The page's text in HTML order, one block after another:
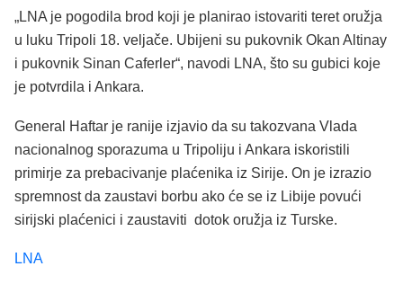
„LNA je pogodila brod koji je planirao istovariti teret oružja
u luku Tripoli 18. veljače. Ubijeni su pukovnik Okan Altinay
i pukovnik Sinan Caferler“, navodi LNA, što su gubici koje
je potvrdila i Ankara.
General Haftar je ranije izjavio da su takozvana Vlada
nacionalnog sporazuma u Tripoliju i Ankara iskoristili
primirje za prebacivanje plaćenika iz Sirije. On je izrazio
spremnost da zaustavi borbu ako će se iz Libije povući
sirijski plaćenici i zaustaviti dotok oružja iz Turske.
LNA